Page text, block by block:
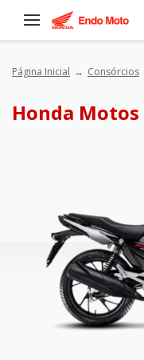
Página Inicial Consórcios
Honda Motos